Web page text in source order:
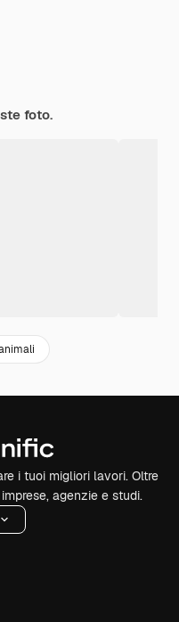
foto.
i tuoi migliori lavori. Oltre
agenzie e studi.